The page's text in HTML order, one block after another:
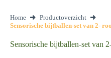
Home
Productoverzicht
Sensorische bijtballen-set van 2-
Sensorische bijtballen-set van